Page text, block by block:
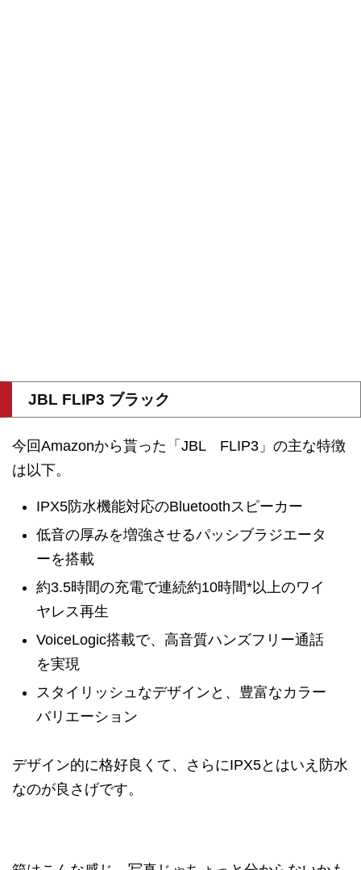
JBL FLIP3 ブラック
今回Amazonから貰った「JBL FLIP3」の主な特徴
は以下。
IPX5防水機能対応のBluetoothスピーカー
低音の厚みを増強させるパッシブラジエータ
ーを搭載
約3.5時間の充電で連続約10時間*以上のワイ
ヤレス再生
VoiceLogic搭載で、高音質ハンズフリー通話
を実現
スタイリッシュなデザインと、豊富なカラー
バリエーション
デザイン的に格好良くて、さらにIPX5とはいえ防水
なのが良さげです。